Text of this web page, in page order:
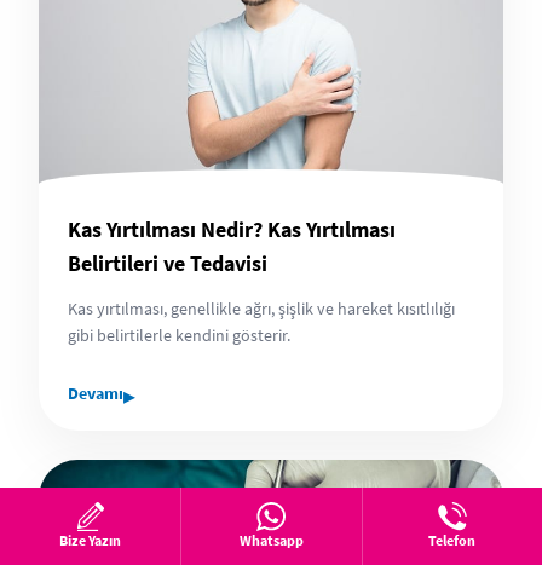
Kas Yırtılması Nedir? Kas Yırtılması
Belirtileri ve Tedavisi
Kas yırtılması, genellikle ağrı, şişlik ve hareket kısıtlılığı
gibi belirtilerle kendini gösterir.
Devamı▸
Bize Yazın Whatsapp Telefon